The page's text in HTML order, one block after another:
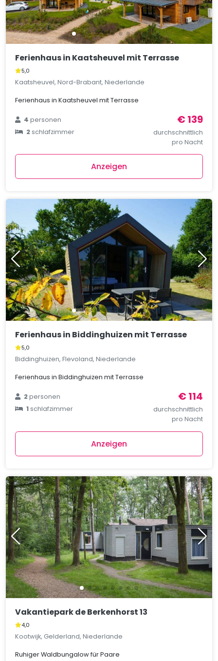
Ferienhaus in Kaatsheuvel mit Terrasse
5,0
Kaatsheuvel, Nord-Brabant, Niederlande
Ferienhaus in Kaatsheuvel mit Terrasse
4personen
2schlafzimmer
€ 139
durchschnittlich
pro Nacht
Anzeigen
Ferienhaus in Biddinghuizen mit Terrasse
5,0
Biddinghuizen, Flevoland, Niederlande
Ferienhaus in Biddinghuizen mit Terrasse
2personen
1schlafzimmer
€ 114
durchschnittlich
pro Nacht
Anzeigen
Vakantiepark de Berkenhorst 13
4,0
Kootwijk, Gelderland, Niederlande
Ruhiger Waldbungalow für Paare